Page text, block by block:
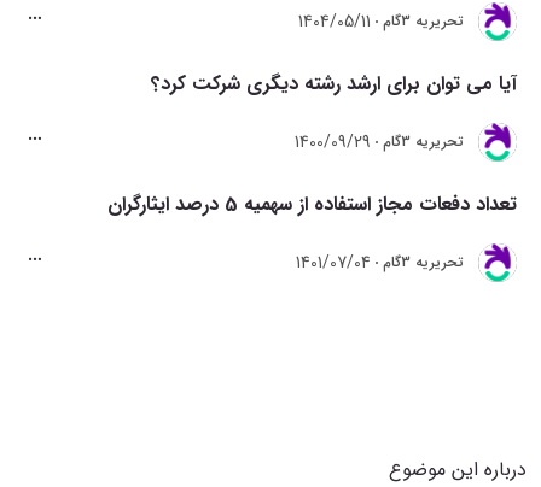
تحريريه 3گام 1404/05/11
آیا می توان برای ارشد رشته دیگری شرکت کرد؟
تحريريه 3گام 1400/09/29
تعداد دفعات مجاز استفاده از سهمیه 5 درصد ایثارگران
تحريريه 3گام 1401/07/04
درباره این موضوع